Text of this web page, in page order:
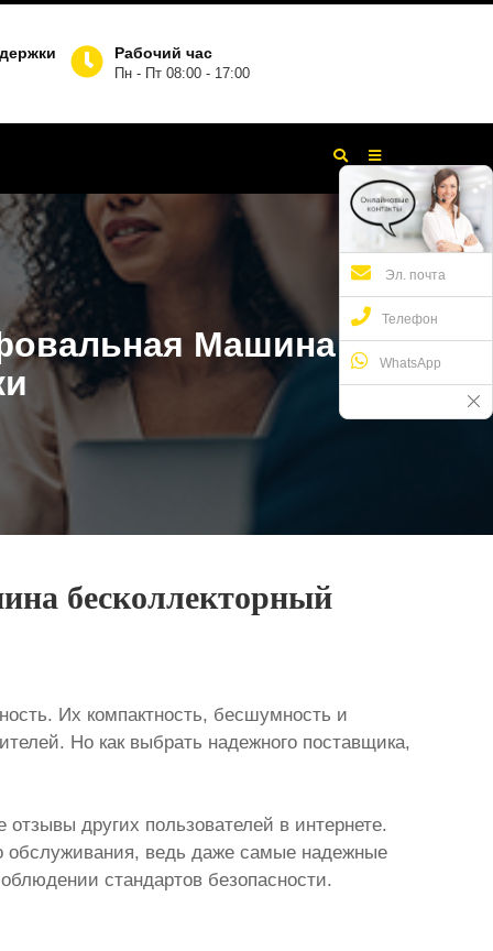
Рабочий час
Пн - Пт 08:00 - 17:00
Машина
бесколлекторный
Их компактность, бесшумность и
Но как выбрать надежного поставщика,
других пользователей в интернете.
обслуживания, ведь даже самые надежные
стандартов безопасности.
Эл. почта
Телефон
WhatsApp